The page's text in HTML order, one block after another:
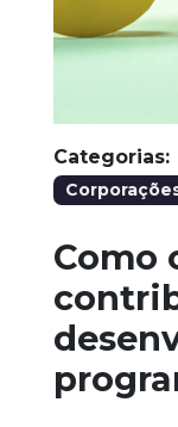
Categorias:
Como